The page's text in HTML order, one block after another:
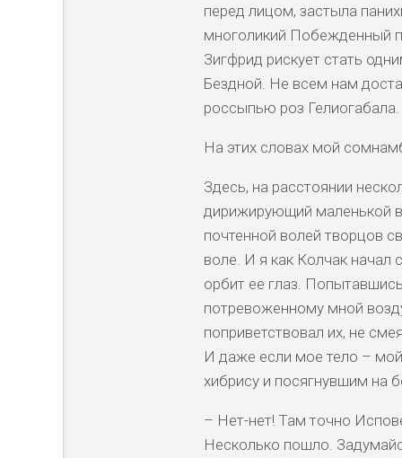
перед лицом, застыла
многоликий Побежденный
Зигфрид рискует стать
Бездной. Не всем нам
россыпью роз Гелиогабала.
На этих словах мой
Здесь, на расстоянии
дирижирующий маленькой
почтенной волей творцов
воле. И я как Колчак начал
орбит ее глаз.
потревоженному мной
поприветствовал их, не
И даже если мое тело –
хибрису и посягнувшим на
– Нет-нет! Там точно
Несколько пошло.